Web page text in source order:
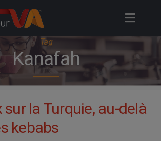
Tag
Kanafah
sur la Turquie, au-delà
kebabs